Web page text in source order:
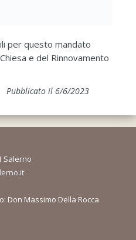
per questo mandato
e del Rinnovamento
Pubblicato il 6/6/2023
Salerno
Don Massimo Della Rocca